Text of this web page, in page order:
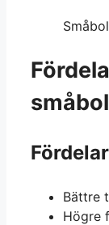
Fördelar
Bättre
Högre